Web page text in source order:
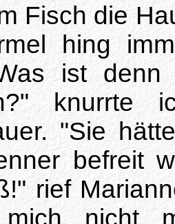
Fisch die
hing
ist
knurrte
"Sie
befreit
rief
nicht